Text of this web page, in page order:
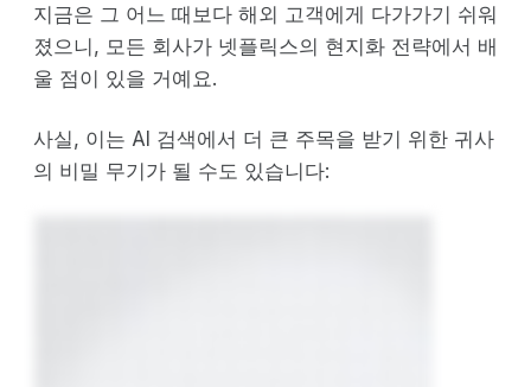
지금은 그 어느 때보다 해외 고객에게 다가가기 쉬워
졌으니, 모든 회사가 넷플릭스의 현지화 전략에서 배
울 점이 있을 거예요.
사실, 이는 AI 검색에서 더 큰 주목을 받기 위한 귀사
의 비밀 무기가 될 수도 있습니다: